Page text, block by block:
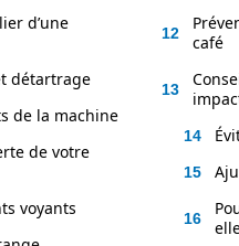
d’une
détartrage
de la machine
de votre
voyants
café